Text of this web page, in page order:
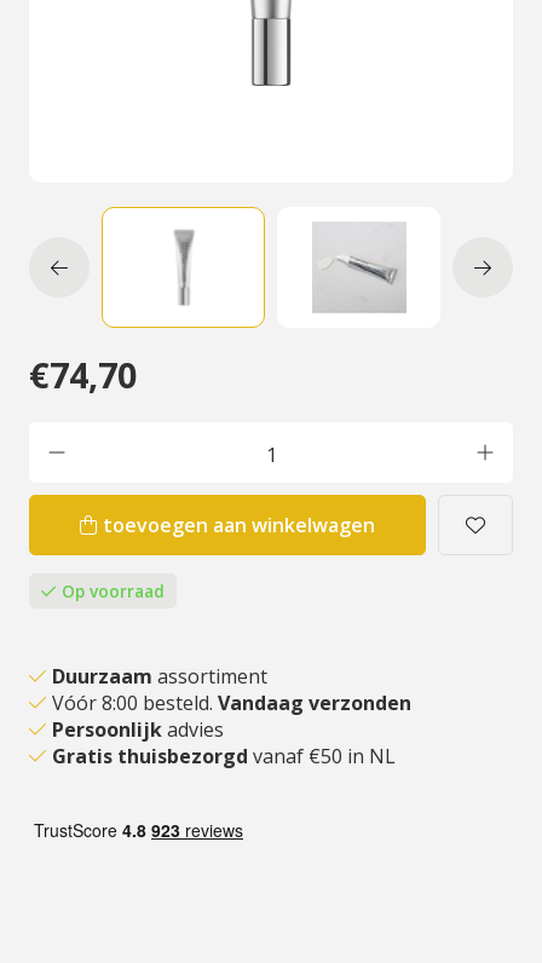
€74,70
toevoegen aan winkelwagen
Op voorraad
Duurzaam assortiment
Vóór 8:00 besteld. Vandaag verzonden
Persoonlijkadvies
Gratis thuisbezorgd vanaf €50 in NL